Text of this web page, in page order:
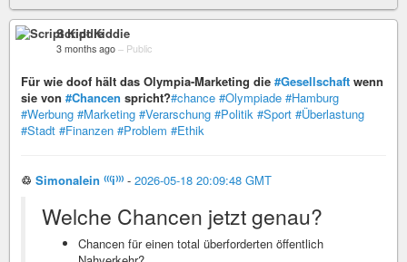
Script Kiddie
3 months ago – Public
Für wie doof hält das Olympia-Marketing die #Gesellschaft wenn
sie von #Chancen spricht?#chance #Olympiade #Hamburg
#Werbung #Marketing #Verarschung #Politik #Sport #Überlastung
#Stadt #Finanzen #Problem #Ethik
♲ Simonalein ⁽⁽⁽i⁾⁾⁾ - 2026-05-18 20:09:48 GMT
Welche Chancen jetzt genau?
Chancen für einen total überforderten öffentlich